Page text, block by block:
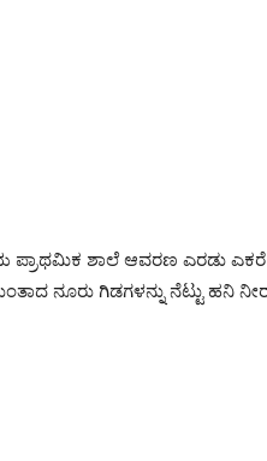
ಶಾಲೆ ಆವರಣ ಎರಡು
ನೂರು ಗಿಡಗಳನ್ನು ನೆಟ್ಟು ಹನಿ